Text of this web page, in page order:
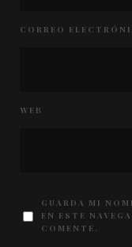
CORREO
WEB
GUARDA MI
EN ESTE
COMENTE.